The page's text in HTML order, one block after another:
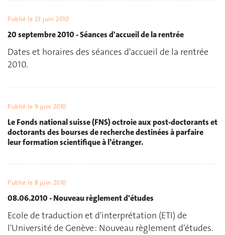
Publié le 23 juin 2010
20 septembre 2010 - Séances d'accueil de la rentrée
Dates et horaires des séances d'accueil de la rentrée
2010.
Publié le 9 juin 2010
Le Fonds national suisse (FNS) octroie aux post-doctorants et
doctorants des bourses de recherche destinées à parfaire
leur formation scientifique à l’étranger.
Publié le 8 juin 2010
08.06.2010 - Nouveau règlement d'études
Ecole de traduction et d'interprétation (ETI) de
l'Université de Genève : Nouveau règlement d'études.